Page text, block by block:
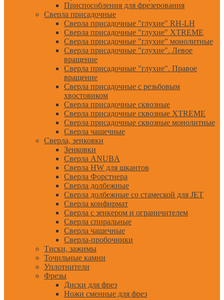
Приспособления для фрезерования
Сверла присадочные
Сверла присадочные "глухие" RH-LH
Сверла присадочные "глухие" XTREME
Сверла присадочные "глухие" монолитные
Сверла присадочные "глухие". Левое
вращение
Сверла присадочные "глухие". Правое
вращение
Сверла присадочные с резьбовым
хвостовиком
Сверла присадочные сквозные
Сверла присадочные сквозные XTREME
Сверла присадочные сквозные монолитные
Сверла чашечные
Сверла, зенковки
Зенковки
Сверла ANUBA
Сверла HW для шкантов
Сверла Форстнера
Сверла долбежные
Сверла долбежные со стамеской для JET
Сверла конфирмат
Сверла с зенкером и ограничителем
Сверла спиральные
Сверла чашечные
Сверла-пробочники
Тиски, зажимы
Точильные камни
Уплотнители
Фрезы
Диски для фрез
Ножи сменные для фрез